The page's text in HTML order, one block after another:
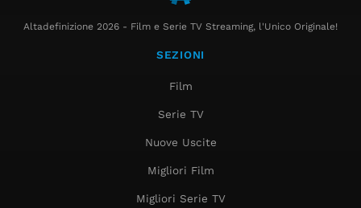
Altadefinizione 2026 - Film e Serie TV Streaming, l'Unico Originale!
SEZIONI
Film
Serie TV
Nuove Uscite
Migliori Film
Migliori Serie TV